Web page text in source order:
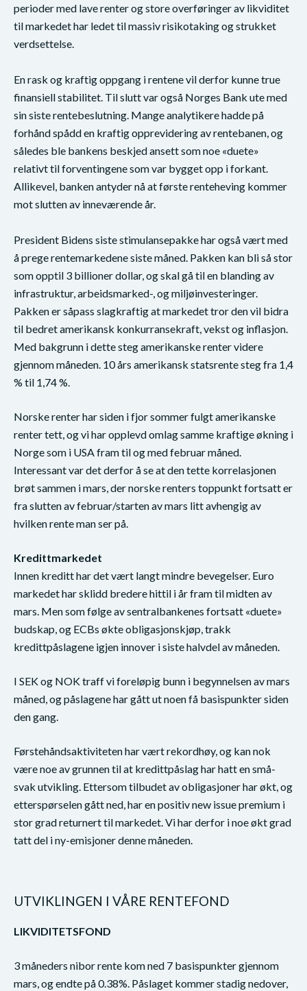
perioder med lave renter og store overføringer av likviditet
til markedet har ledet til massiv risikotaking og strukket
verdsettelse.
En rask og kraftig oppgang i rentene vil derfor kunne true
finansiell stabilitet. Til slutt var også Norges Bank ute med
sin siste rentebeslutning. Mange analytikere hadde på
forhånd spådd en kraftig opprevidering av rentebanen, og
således ble bankens beskjed ansett som noe «duete»
relativt til forventingene som var bygget opp i forkant.
Allikevel, banken antyder nå at første renteheving kommer
mot slutten av inneværende år.
President Bidens siste stimulansepakke har også vært med
å prege rentemarkedene siste måned. Pakken kan bli så stor
som opptil 3 billioner dollar, og skal gå til en blanding av
infrastruktur, arbeidsmarked-, og miljøinvesteringer.
Pakken er såpass slagkraftig at markedet tror den vil bidra
til bedret amerikansk konkurransekraft, vekst og inflasjon.
Med bakgrunn i dette steg amerikanske renter videre
gjennom måneden. 10 års amerikansk statsrente steg fra 1,4
% til 1,74 %.
Norske renter har siden i fjor sommer fulgt amerikanske
renter tett, og vi har opplevd omlag samme kraftige økning i
Norge som i USA fram til og med februar måned.
Interessant var det derfor å se at den tette korrelasjonen
brøt sammen i mars, der norske renters toppunkt fortsatt er
fra slutten av februar/starten av mars litt avhengig av
hvilken rente man ser på.
Kredittmarkedet
Innen kreditt har det vært langt mindre bevegelser. Euro
markedet har sklidd bredere hittil i år fram til midten av
mars. Men som følge av sentralbankenes fortsatt «duete»
budskap, og ECBs økte obligasjonskjøp, trakk
kredittpåslagene igjen innover i siste halvdel av måneden.
I SEK og NOK traff vi foreløpig bunn i begynnelsen av mars
måned, og påslagene har gått ut noen få basispunkter siden
den gang.
Førstehåndsaktiviteten har vært rekordhøy, og kan nok
være noe av grunnen til at kredittpåslag har hatt en små-
svak utvikling. Ettersom tilbudet av obligasjoner har økt, og
etterspørselen gått ned, har en positiv new issue premium i
stor grad returnert til markedet. Vi har derfor i noe økt grad
tatt del i ny-emisjoner denne måneden.
UTVIKLINGEN I VÅRE RENTEFOND
LIKVIDITETSFOND
3 måneders nibor rente kom ned 7 basispunkter gjennom
mars, og endte på 0.38%. Påslaget kommer stadig nedover,